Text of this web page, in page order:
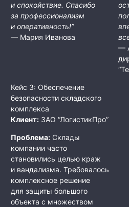
и спокойствие. Спасибо
за профессионализм
и оперативность!”
— Мария Иванова
—
Кейс 3: Обеспечение
безопасности складского
комплекса
Клиент: ЗАО “ЛогистикПро”
Проблема: Склады
компании часто
становились целью краж
и вандализма. Требовалось
комплексное решение
для защиты большого
объекта с множеством